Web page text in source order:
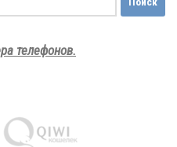
телефонов.